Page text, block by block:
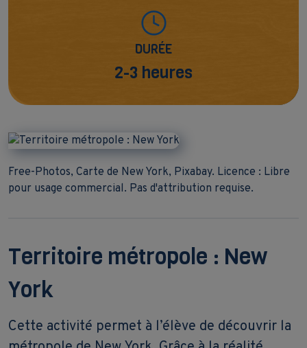
DURÉE
2-3 heures
Free-Photos, Carte de New York, Pixabay. Licence : Libre
pour usage commercial. Pas d'attribution requise.
Territoire métropole : New
York
Cette activité permet à l’élève de découvrir la